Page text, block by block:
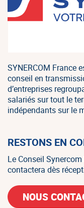
SYNERCOM France
conseil en
d’entreprises
salariés sur tout le
indépendants sur le
RESTONS EN
Le Conseil
contactera dès
NOUS